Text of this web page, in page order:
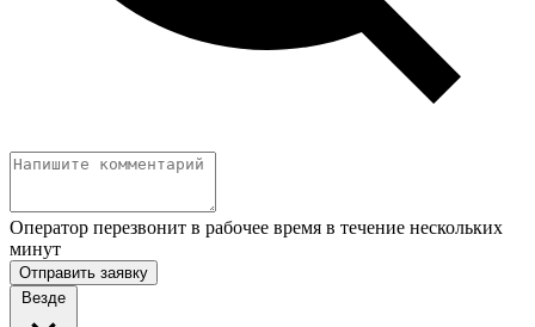
Оператор перезвонит в рабочее время в течение нескольких
минут
Отправить заявку
Везде